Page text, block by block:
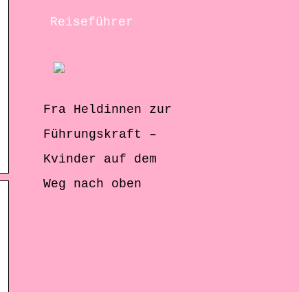
Reiseführer
Fra Heldinnen zur
Führungskraft –
Kvinder auf dem
Weg nach oben